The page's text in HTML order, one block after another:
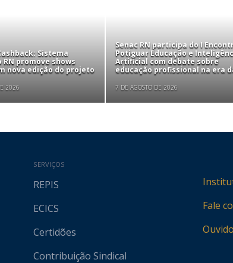
Sistema
RN promove shows
nova edição do projeto
2026
Senac RN participa do I
Potiguar Educação e
Artificial com debate sobre
educação profissional na era
7 DE AGOSTO DE 2026
SERVIÇOS
REPIS
ECICS
Certidões
Contribuição Sindical
Fale